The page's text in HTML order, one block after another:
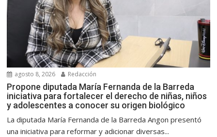
agosto 8, 2026 Redacción
Propone diputada María Fernanda de la Barreda
iniciativa para fortalecer el derecho de niñas, niños
y adolescentes a conocer su origen biológico
La diputada María Fernanda de la Barreda Angon presentó
una iniciativa para reformar y adicionar diversas...